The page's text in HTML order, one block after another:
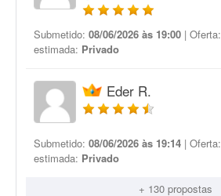
Submetido: 08/06/2026 às 19:00 | Oferta:
estimada: Privado
Eder R.
Submetido: 08/06/2026 às 19:14 | Oferta:
estimada: Privado
+ 130 propostas